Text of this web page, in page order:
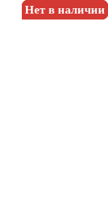
Нет в наличии
Нет в наличии
Нет в наличии
Нет в наличии
Нет в наличии
Нет в наличии
Нет в наличии
Нет в наличии
Нет в наличии
Нет в наличии
Нет в наличии